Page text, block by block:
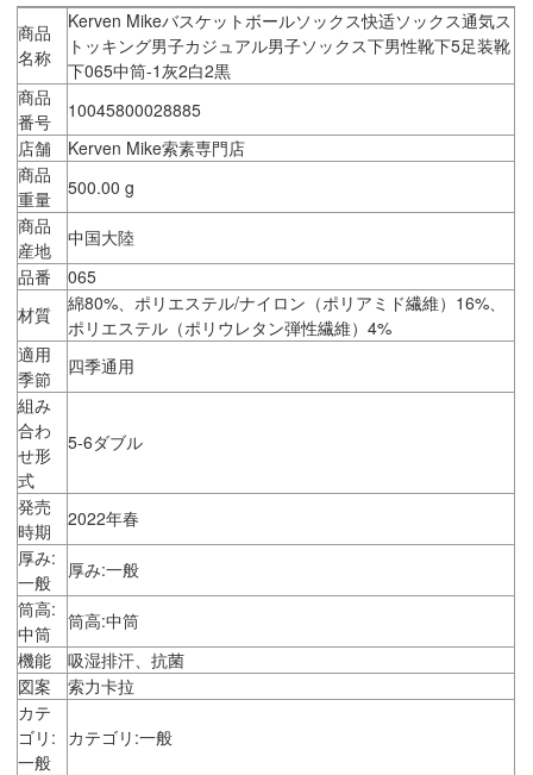
商品
名称
Kerven Mikeバスケットボールソックス快适ソックス通気ス
トッキング男子カジュアル男子ソックス下男性靴下5足装靴
下065中筒-1灰2白2黒
商品
番号
10045800028885
店舗
Kerven Mike索素専門店
商品
重量
500.00 g
商品
産地
中国大陸
品番
065
材質
綿80%、ポリエステル/ナイロン（ポリアミド繊維）16%、
ポリエステル（ポリウレタン弾性繊維）4%
適用
季節
四季通用
組み
合わ
せ形
式
5-6ダブル
発売
時期
2022年春
厚み:
一般
厚み:一般
筒高:
中筒
筒高:中筒
機能
吸湿排汗、抗菌
図案
索力卡拉
カテ
ゴリ:
一般
カテゴリ:一般